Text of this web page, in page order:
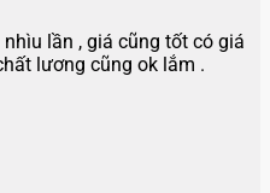
lần , giá cũng tốt có giá
lương cũng ok lắm .